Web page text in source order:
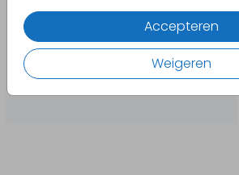
Accepteren
Weigeren